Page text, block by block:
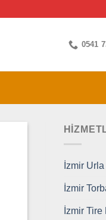
0541
İzmir
İzmir
İzmir